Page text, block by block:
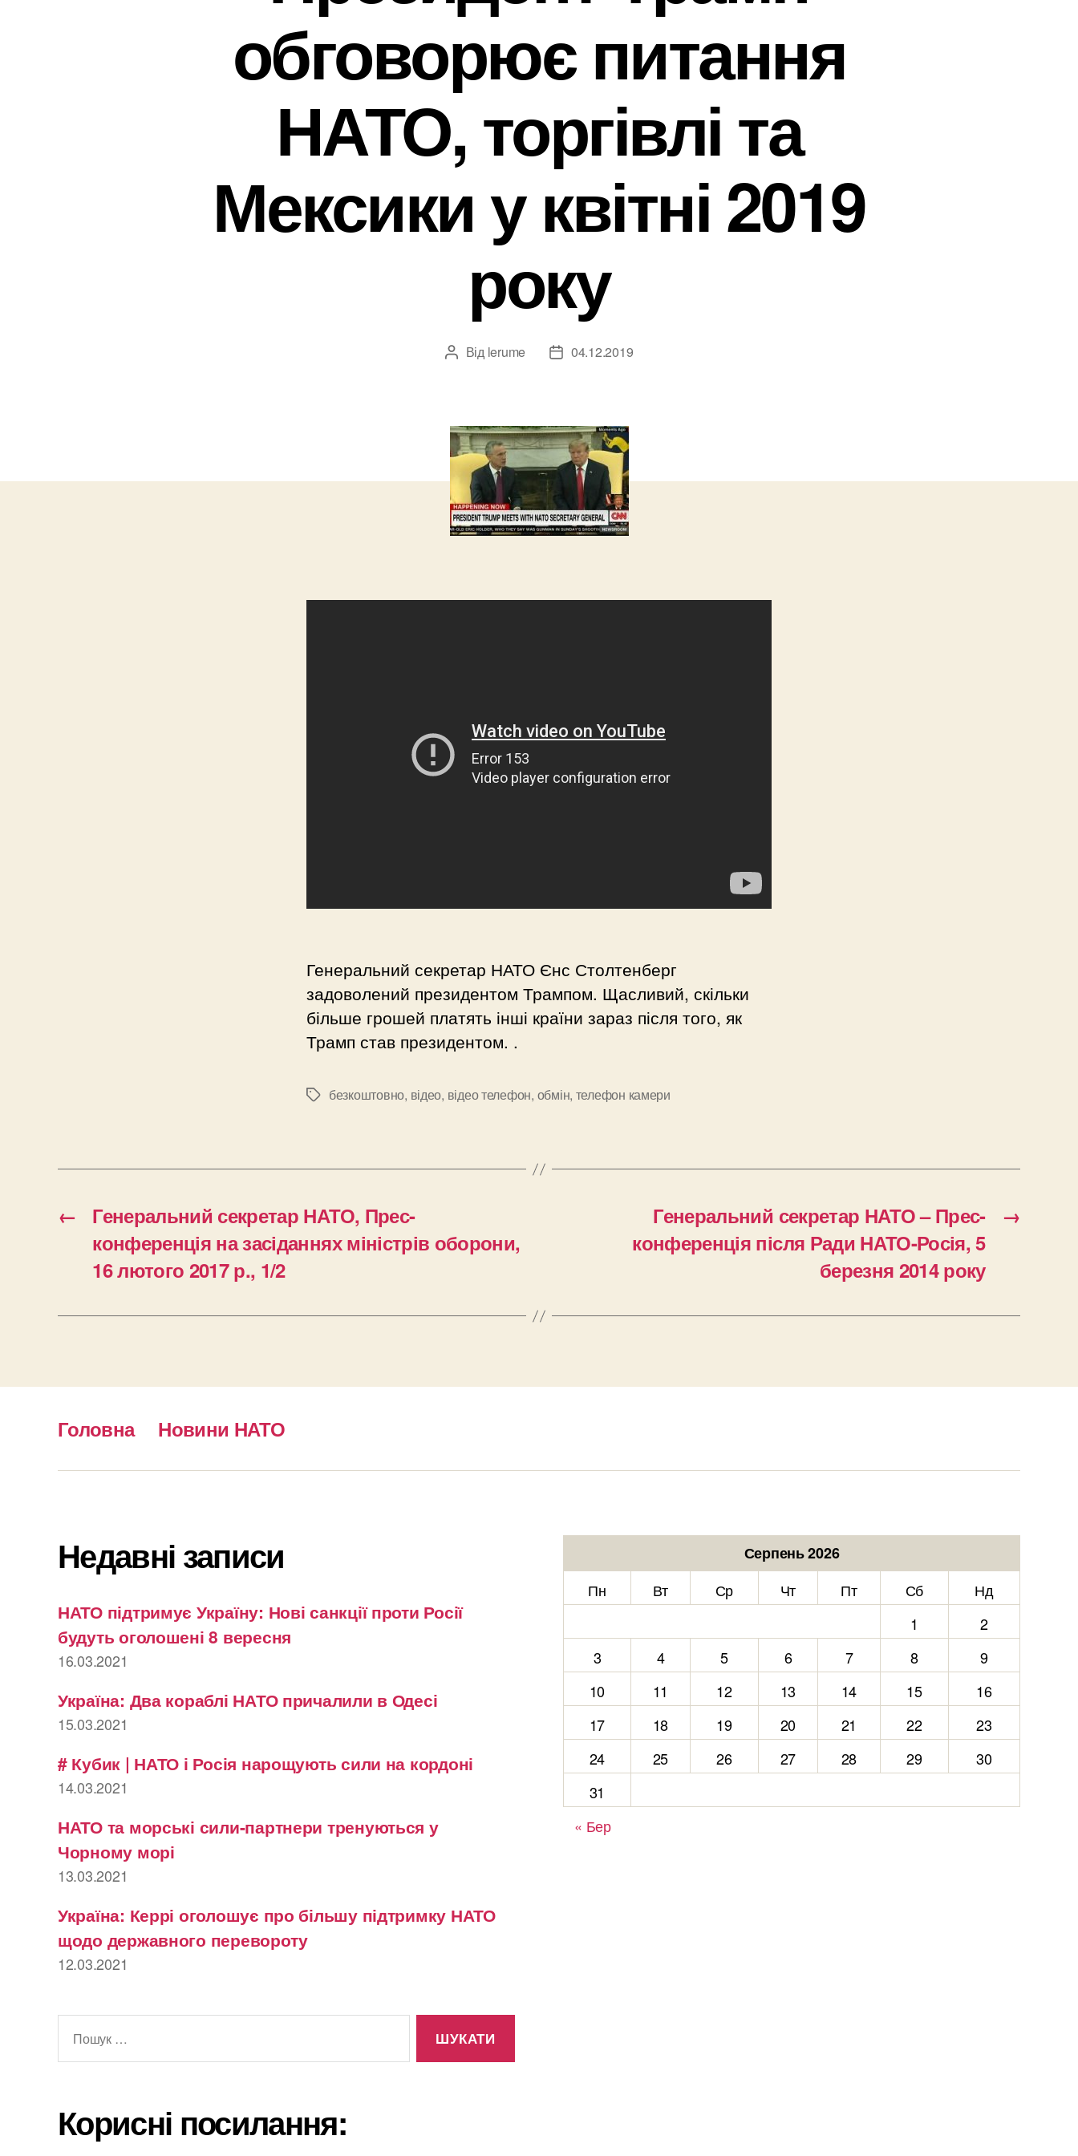
обговорює питання
НАТО, торгівлі та
Мексики у квітні 2019
року
Автор
Від lerume
Дата04.12.2019
Генеральний секретар НАТО Єнс Столтенберг
задоволений президентом Трампом. Щасливий, скільки
більше грошей платять інші країни зараз після того, як
Трамп став президентом. .
Позначки
безкоштовно, відео, відео телефон, обмін, телефон камери
←
Генеральний секретар НАТО, Прес-
конференція на засіданнях міністрів оборони,
16 лютого 2017 р., 1/2
→
Генеральний секретар НАТО – Прес-
конференція після Ради НАТО-Росія, 5
березня 2014 року
Головна Новини НАТО
Недавні записи
НАТО підтримує Україну: Нові санкції проти Росії
будуть оголошені 8 вересня
16.03.2021
Україна: Два кораблі НАТО причалили в Одесі
15.03.2021
# Кубик | НАТО і Росія нарощують сили на кордоні
14.03.2021
НАТО та морські сили-партнери тренуються у
Чорному морі
13.03.2021
Україна: Керрі оголошує про більшу підтримку НАТО
щодо державного перевороту
12.03.2021
Корисні посилання:
Серпень 2026
Пн
Вт Ср Чт Пт Сб
Нд
1
2
3
4 5 6 7 8
9
10
11 12 13 14 15
16
17
18 19 20 21 22
23
24
25 26 27 28 29
30
31
« Бер